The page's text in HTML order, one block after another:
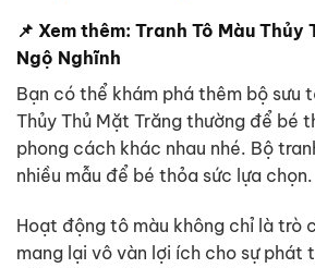
📌 Xem thêm: Tranh Tô Màu Thủy
Ngộ Nghĩnh
Bạn có thể khám phá thêm bộ sưu
Thủy Thủ Mặt Trăng thường để bé
phong cách khác nhau nhé. Bộ
nhiều mẫu để bé thỏa sức lựa chọn.
Hoạt động tô màu không chỉ là trò
mang lại vô vàn lợi ích cho sự phát